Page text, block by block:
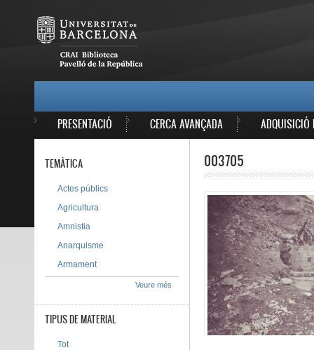
PRESENTACIÓ CERCA AVANÇADA ADQUISICIÓ
003705
TEMÀTICA
Actes públics
Agricultura
Amnistia
Anarquisme
Armament
Veure més
TIPUS DE MATERIAL
Tot